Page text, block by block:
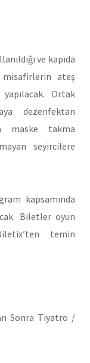
ve kapıda
misafirlerin ateş
Ortak
dezenfektan
maske takma
seyircilere
kapsamında
Biletler oyun
temin
Sonra Tiyatro /